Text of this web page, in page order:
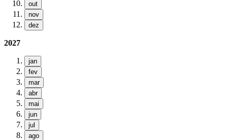
out
nov
dez
2027
jan
fev
mar
abr
mai
jun
jul
ago